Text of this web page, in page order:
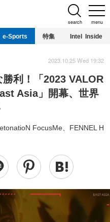
menu
search
e-Sports 特集 Intel Inside
利！「2023 VALOR
Asia」開幕、世界
FocusMe、FENNEL H
2023.10.25 Wed 19:32